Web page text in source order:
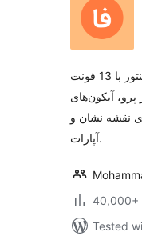
بسته کامل فارسی‌ساز المنتور با 13 فونت
پرو، آیکون‌های
نقشه نشان و
آپارات.
40,000+
Tested